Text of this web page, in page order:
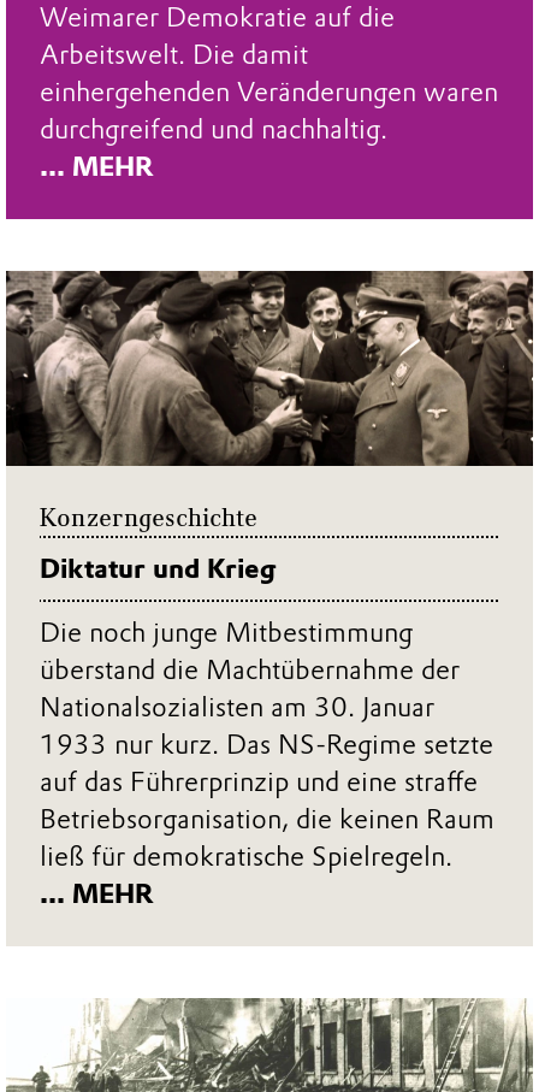
Weimarer Demokratie auf die
Arbeitswelt. Die damit
einhergehenden Veränderungen waren
durchgreifend und nachhaltig.
... MEHR
Konzerngeschichte
Diktatur und Krieg
Die noch junge Mitbestimmung
überstand die Machtübernahme der
Nationalsozialisten am 30. Januar
1933 nur kurz. Das NS-Regime setzte
auf das Führerprinzip und eine straffe
Betriebsorganisation, die keinen Raum
ließ für demokratische Spielregeln.
... MEHR